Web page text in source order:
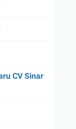
CV Sinar